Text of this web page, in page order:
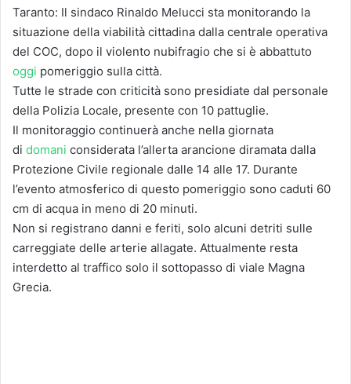
Taranto: Il sindaco Rinaldo Melucci sta monitorando la
situazione della viabilità cittadina dalla centrale operativa
del COC, dopo il violento nubifragio che si è abbattuto
oggi pomeriggio sulla città.
Tutte le strade con criticità sono presidiate dal personale
della Polizia Locale, presente con 10 pattuglie.
Il monitoraggio continuerà anche nella giornata
di domani considerata l’allerta arancione diramata dalla
Protezione Civile regionale dalle 14 alle 17. Durante
l’evento atmosferico di questo pomeriggio sono caduti 60
cm di acqua in meno di 20 minuti.
Non si registrano danni e feriti, solo alcuni detriti sulle
carreggiate delle arterie allagate. Attualmente resta
interdetto al traffico solo il sottopasso di viale Magna
Grecia.